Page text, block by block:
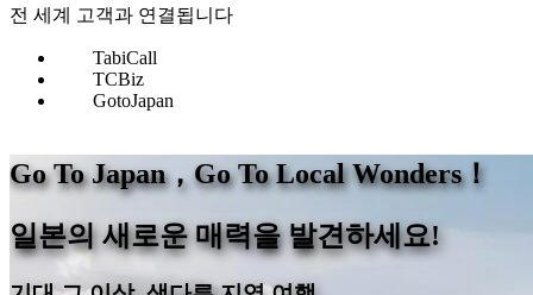
전 세계 고객과 연결됩니다
TabiCall
TCBiz
GotoJapan
Go To Japan，Go To Local Wonders！
일본의 새로운 매력을 발견하세요!